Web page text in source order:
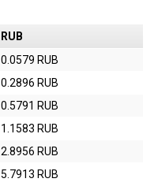
RUB
0.0579 RUB
0.2896 RUB
0.5791 RUB
1.1583 RUB
2.8956 RUB
5.7913 RUB